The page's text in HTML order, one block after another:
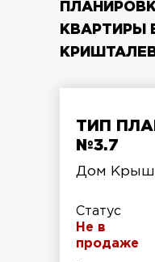
КВАРТИРЫ
ТИП
№3.7
Дом
Статус
Не в
продаже
план квартиры
план этажа